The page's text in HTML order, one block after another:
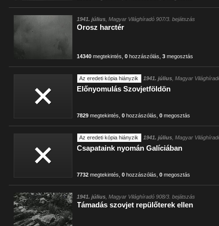
1941. július , Magyar Világhíradó 907/3. bejátszás
Orosz harctér
14340 megtekintés ,0 hozzászólás ,3 megosztás
Az eredeti kópia hiányzik 1941. július , Magyar
Előnyomulás Szovjetföldön
7829 megtekintés ,0 hozzászólás ,0 megosztás
Az eredeti kópia hiányzik 1941. július , Magyar
Csapataink nyomán Galíciában
7732 megtekintés ,0 hozzászólás ,0 megosztás
1941. július , Magyar Világhíradó 908/3. bejátszás
Támadás szovjet repülőterek ellen